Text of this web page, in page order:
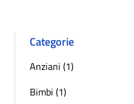
Categorie
Anziani (1)
Bimbi (1)